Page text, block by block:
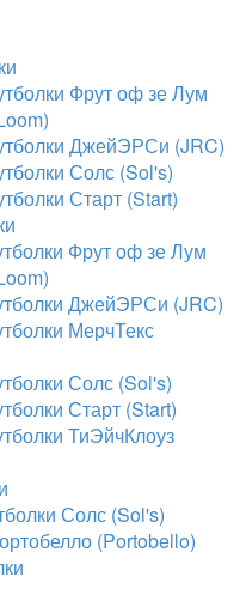
Фрут оф зе Лум
ДжейЭРСи (JRC)
Солс (Sol's)
Старт (Start)
Фрут оф зе Лум
ДжейЭРСи (JRC)
МерчТекс
Солс (Sol's)
Старт (Start)
ТиЭйчКлоуз
Солс (Sol's)
(Portobello)